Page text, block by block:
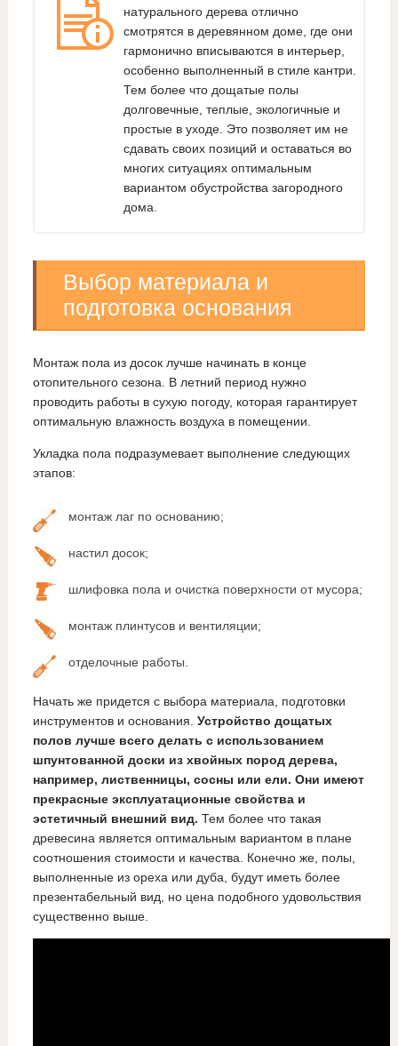
натурального дерева отлично
смотрятся в деревянном доме, где они
гармонично вписываются в интерьер,
особенно выполненный в стиле кантри.
Тем более что дощатые полы
долговечные, теплые, экологичные и
простые в уходе. Это позволяет им не
сдавать своих позиций и оставаться во
многих ситуациях оптимальным
вариантом обустройства загородного
дома.
Выбор материала и
подготовка основания
Монтаж пола из досок лучше начинать в конце
отопительного сезона. В летний период нужно
проводить работы в сухую погоду, которая гарантирует
оптимальную влажность воздуха в помещении.
Укладка пола подразумевает выполнение следующих
этапов:
монтаж лаг по основанию;
настил досок;
шлифовка пола и очистка поверхности от мусора;
монтаж плинтусов и вентиляции;
отделочные работы.
Начать же придется с выбора материала, подготовки
инструментов и основания. Устройство дощатых
полов лучше всего делать с использованием
шпунтованной доски из хвойных пород дерева,
например, лиственницы, сосны или ели. Они имеют
прекрасные эксплуатационные свойства и
эстетичный внешний вид. Тем более что такая
древесина является оптимальным вариантом в плане
соотношения стоимости и качества. Конечно же, полы,
выполненные из ореха или дуба, будут иметь более
презентабельный вид, но цена подобного удовольствия
существенно выше.